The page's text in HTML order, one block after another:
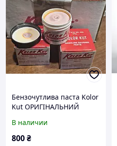
Бензочутлива паста Kolor
Kut ОРИГІНАЛЬНИЙ
В наличии
800₴